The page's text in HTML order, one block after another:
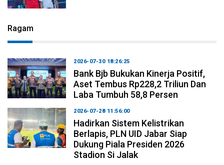
Ragam
2026-07-30 18:26:25
Bank Bjb Bukukan Kinerja Positif,
Aset Tembus Rp228,2 Triliun Dan
Laba Tumbuh 58,8 Persen
2026-07-28 11:56:00
Hadirkan Sistem Kelistrikan
Berlapis, PLN UID Jabar Siap
Dukung Piala Presiden 2026
Stadion Si Jalak